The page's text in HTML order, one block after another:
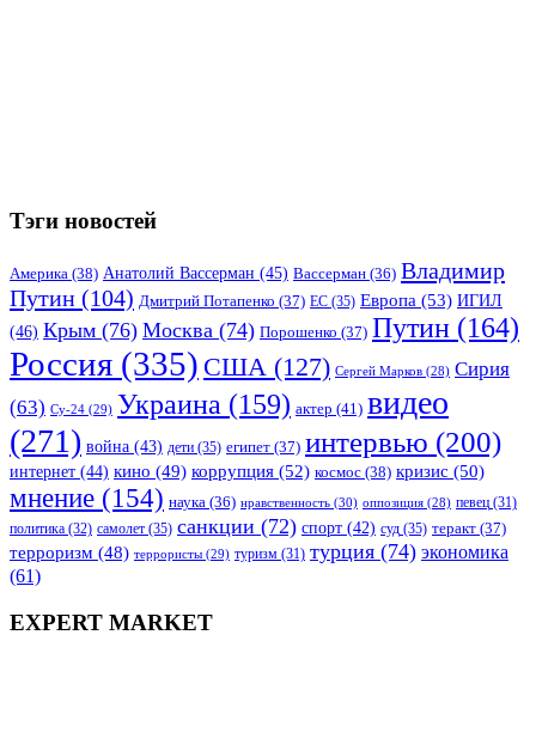
Тэги новостей
Америка (38) Анатолий Вассерман (45) Вассерман (36) Владимир
Путин (104) Дмитрий Потапенко (37) ЕС (35) Европа (53) ИГИЛ
(46) Крым (76) Москва (74) Порошенко (37) Путин (164)
Россия (335) США (127) Сергей Марков (28) Сирия
(63) Су-24 (29) Украина (159) актер (41) видео
(271) война (43) дети (35) египет (37) интервью (200)
интернет (44) кино (49) коррупция (52) космос (38) кризис (50)
мнение (154) наука (36) нравственность (30) оппозиция (28) певец (31)
политика (32) самолет (35) санкции (72) спорт (42) суд (35) теракт (37)
терроризм (48) террористы (29) туризм (31) турция (74) экономика
(61)
EXPERT MARKET